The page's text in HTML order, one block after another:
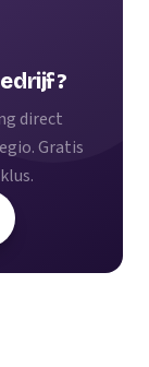
direct
Gratis